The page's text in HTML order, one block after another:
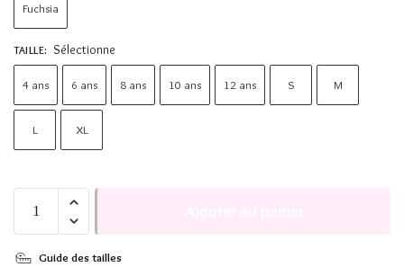
Fuchsia
TAILLE: Sélectionne
4 ans 6 ans 8 ans 10 ans 12 ans S M
L XL
Guide des tailles